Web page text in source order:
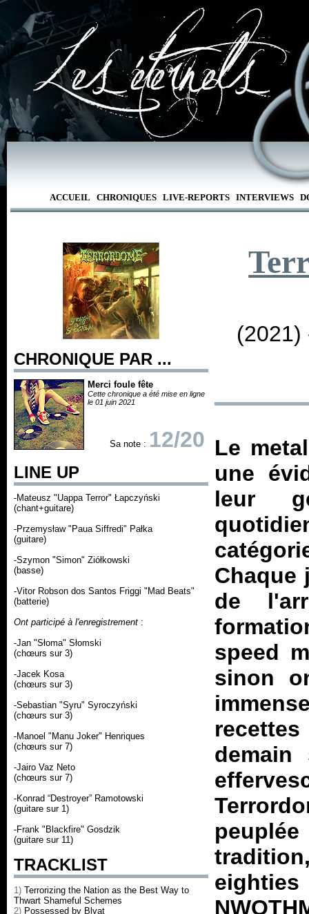
ACCUEIL CHRONIQUES LIVE-REPORTS INTERVIEWS
CHRONIQUE PAR ...
Merci foule fête
Cette chronique a été mise en ligne
le 01 juin 2021
Sa note : 12/20
LINE UP
-Mateusz "Uappa Terror" Łapczyński
(chant+guitare)
-Przemysław "Paua Siffredi" Pałka
(guitare)
-Szymon "Simon" Ziółkowski
(basse)
-Vitor Robson dos Santos Friggi "Mad Beats"
(batterie)
Ont participé à l'enregistrement :
-Jan "Słoma" Słomski
(chœurs sur 3)
-Jacek Kosa
(chœurs sur 3)
-Sebastian "Syru" Syroczyński
(chœurs sur 3)
-Manoel "Manu Joker" Henriques
(chœurs sur 7)
-Jairo Vaz Neto
(chœurs sur 7)
-Konrad “Destroyer” Ramotowski
(guitare sur 1)
-Frank "Blackfire" Gosdzik
(guitare sur 11)
TRACKLIST
1) Terrorizing the Nation as the Best Way to
Thwart Shameful Schemes
2) Possessed by Blyat
Le
une
leur
Chaque
de
speed
sinon
demain